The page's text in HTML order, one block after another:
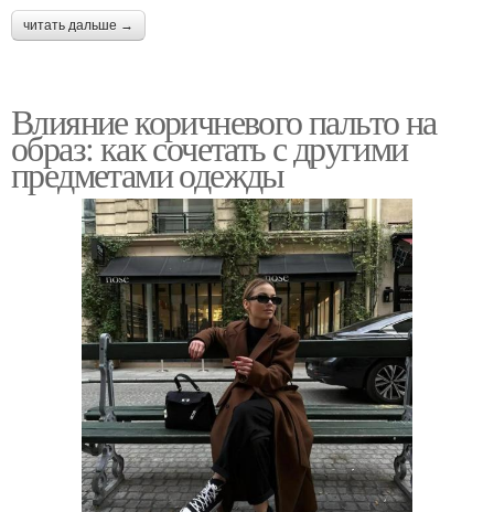
читать дальше →
Влияние коричневого пальто на
образ: как сочетать с другими
предметами одежды